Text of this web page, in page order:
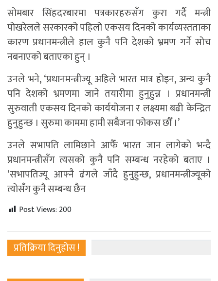
सोमबार सिंहदरबारमा पत्रकारहरुसँग कुरा गर्दै मन्त्री
पोखरेलले सरकारको पहिलो एकसय दिनको कार्यव्यस्तताका
कारण प्रधानमन्त्रीले हाल कुनै पनि देशको भ्रमण गर्ने सोच
नबनाएको बताएका हुन् ।
उनले भने, ‘प्रधानमन्त्रीज्यू अहिले भारत मात्र होइन, अन्य कुनै
पनि देशको भ्रमणमा जाने तयारीमा हुनुहुन्न । प्रधानमन्त्री
सुरुवाती एकसय दिनको कार्ययोजना र लक्ष्यमा बढी केन्द्रित
हुनुहुन्छ । सुरुमा काममा हामी सबैजना फोकस छौँ ।’
उनले सभापति लामिछाने आफैँ भारत जान लागेको भन्दै
प्रधानमन्त्रीसँग त्यसको कुनै पनि सम्बन्ध नरहेको बताए ।
‘सभापतिज्यू आफ्नै ढंगले जाँदै हुनुहुन्छ, प्रधानमन्त्रीज्यूको
त्योसँग कुनै सम्बन्ध छैन
Post Views: 200
प्रतिक्रिया दिनुहोस !